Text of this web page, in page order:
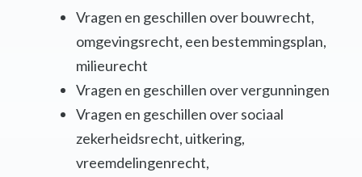
Vragen en geschillen over bouwrecht,
omgevingsrecht, een bestemmingsplan,
milieurecht
Vragen en geschillen over vergunningen
Vragen en geschillen over sociaal
zekerheidsrecht, uitkering,
vreemdelingenrecht,